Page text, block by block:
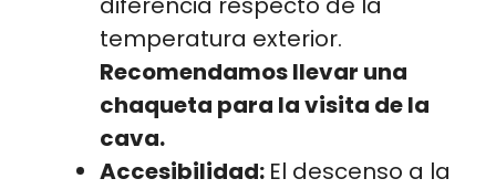
temperatura exterior.
Recomendamos llevar una
chaqueta para la visita de la
cava.
Accesibilidad: El descenso a la